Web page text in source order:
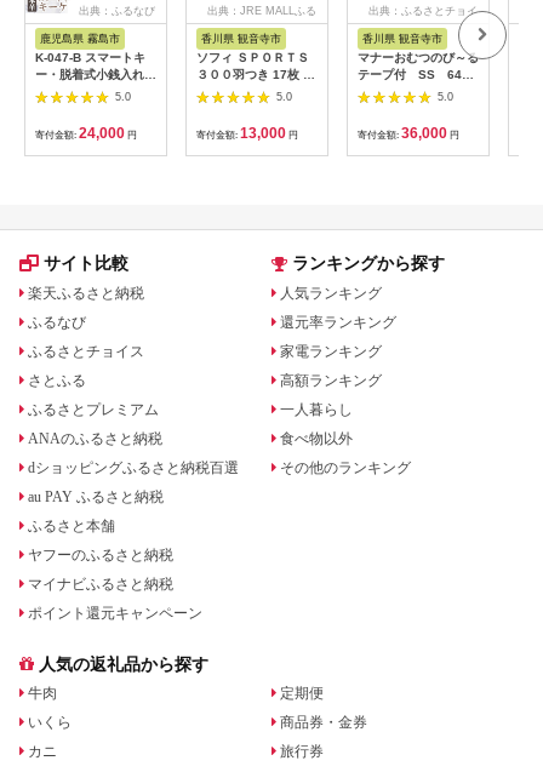
出典：ふるなび
鹿児島県 霧島市
K-047-B スマートキ
ー・脱着式小銭入れ付
きキーケース＜キャメ
ル＞【m's】霧島市 革
革製品 牛革 本革 ヌメ
革 キーケース コイン
ケース 小銭入れ ハン
5.0
寄付金額: 24,000 円
出典：JRE MALLふる
さと納税
香川県 観音寺市
ソフィ ＳＰＯＲＴＳ
３００羽つき 17枚 ×8
日用品 生理用品 ナプ
キン ずれに強い スポ
ーツ用 ユニチャーム
5.0
寄付金額: 13,000 円
出典：ふるさとチョイ
香川県 観音寺市
マナーおむつのび～る
テープ付 SS 64枚
× 6袋
5.0
寄付金額: 36,000 円
サイト比較
楽天ふるさと納税
ふるなび
ふるさとチョイス
さとふる
ふるさとプレミアム
ANAのふるさと納税
dショッピングふるさと納税百選
au PAY ふるさと納税
ふるさと本舗
ヤフーのふるさと納税
マイナビふるさと納税
ポイント還元キャンペーン
ランキングから探す
人気ランキング
還元率ランキング
家電ランキング
高額ランキング
一人暮らし
食べ物以外
その他のランキング
人気の返礼品から探す
牛肉
いくら
カニ
定期便
商品券・金券
旅行券